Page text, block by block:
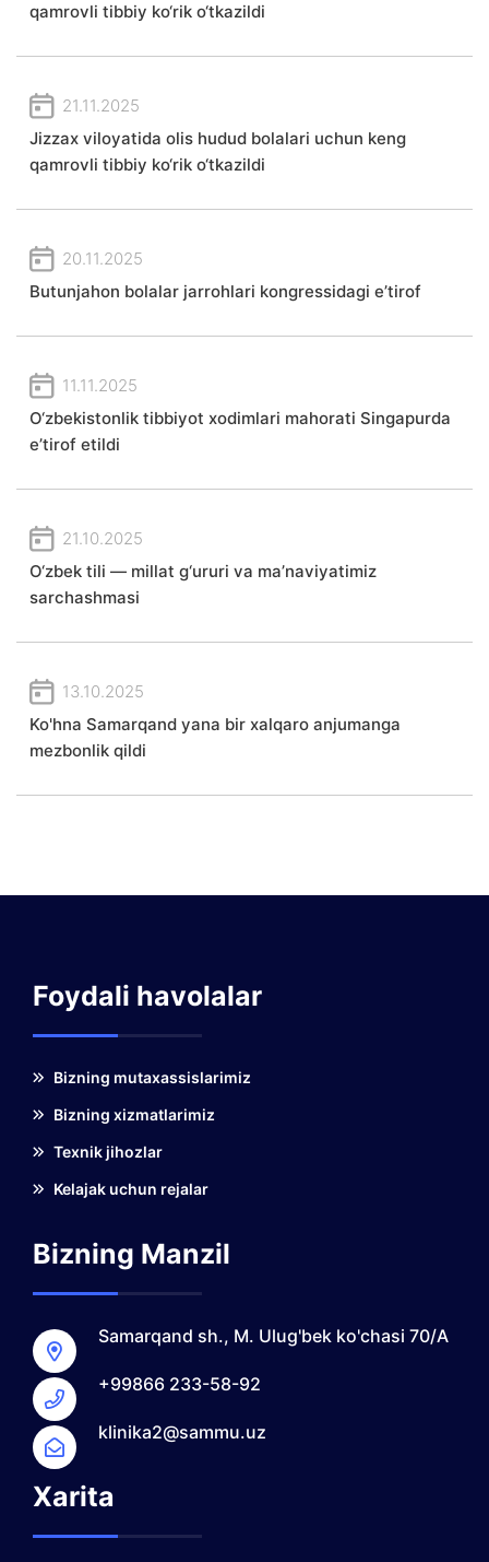
qamrovli tibbiy ko‘rik o‘tkazildi
21.11.2025
Jizzax viloyatida olis hudud bolalari uchun keng
qamrovli tibbiy ko‘rik o‘tkazildi
20.11.2025
Butunjahon bolalar jarrohlari kongressidagi e’tirof
11.11.2025
O‘zbekistonlik tibbiyot xodimlari mahorati Singapurda
e’tirof etildi
21.10.2025
O‘zbek tili — millat g‘ururi va ma’naviyatimiz
sarchashmasi
13.10.2025
Ko'hna Samarqand yana bir xalqaro anjumanga
mezbonlik qildi
Foydali havolalar
Bizning mutaxassislarimiz
Bizning xizmatlarimiz
Texnik jihozlar
Kelajak uchun rejalar
Bizning Manzil
Samarqand sh., M. Ulug'bek ko'chasi 70/A
+99866 233-58-92
klinika2@sammu.uz
Xarita